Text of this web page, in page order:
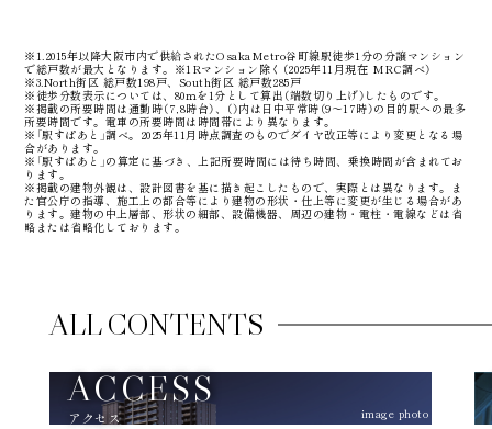
※1.2015年以降大阪市内で供給されたOsakaMetro谷町線駅徒歩1分の分譲マンション
で総戸数が最大となります。※1Rマンション除く（2025年11月現在 MRC調べ）
※3.North街区 総戸数198戸、South街区 総戸数285戸
※徒歩分数表示については、80ｍを1分として算出（端数切り上げ）したものです。
※掲載の所要時間は通勤時（7,8時台）、（）内は日中平常時（9～17時）の目的駅への最多
所要時間です。電車の所要時間は時間帯により異なります。
※「駅すぱあと」調べ。2025年11月時点調査のものでダイヤ改正等により変更となる場
合があります。
※「駅すぱあと」の算定に基づき、上記所要時間には待ち時間、乗換時間が含まれてお
ります。
※掲載の建物外観は、設計図書を基に描き起こしたもので、実際とは異なります。ま
た官公庁の指導、施工上の都合等により建物の形状・仕上等に変更が生じる場合があ
ります。建物の中上層部、形状の細部、設備機器、周辺の建物・電柱・電線などは省
略または省略化しております。
ALL CONTENTS
ACCESS
アクセス image photo